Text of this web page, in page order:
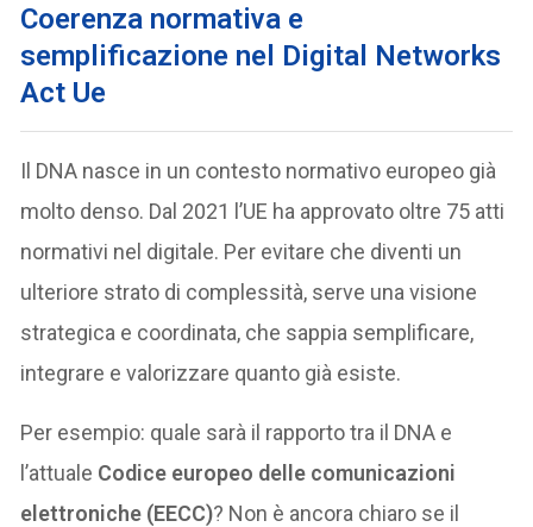
Coerenza normativa e
semplificazione nel Digital Networks
Act Ue
Il DNA nasce in un contesto normativo europeo già
molto denso. Dal 2021 l’UE ha approvato oltre 75 atti
normativi nel digitale. Per evitare che diventi un
ulteriore strato di complessità, serve una visione
strategica e coordinata, che sappia semplificare,
integrare e valorizzare quanto già esiste.
Per esempio: quale sarà il rapporto tra il DNA e
l’attuale Codice europeo delle comunicazioni
elettroniche (EECC)? Non è ancora chiaro se il